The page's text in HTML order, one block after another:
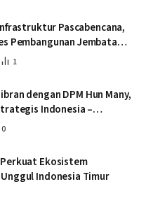
Pascabencana,
Pembangunan Jembatan
1
dengan DPM Hun Many,
Indonesia –
0
Ekosistem
Indonesia Timur